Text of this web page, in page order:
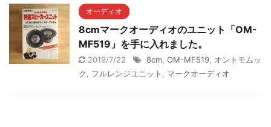
オーディオ
8cmマークオーディオのユニット「OM-
MF519」を手に入れました。
2019/7/22 8cm OM-MF519 オントモムッ
ク
フルレンジユニット マークオーディオ